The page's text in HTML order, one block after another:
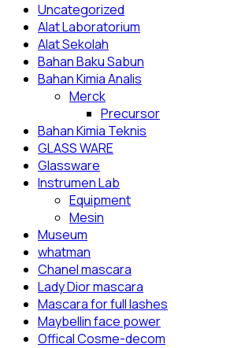
Uncategorized
Alat Laboratorium
Alat Sekolah
Bahan Baku Sabun
Bahan Kimia Analis
Merck
Precursor
Bahan Kimia Teknis
GLASS WARE
Glassware
Instrumen Lab
Equipment
Mesin
Museum
whatman
Chanel mascara
Lady Dior mascara
Mascara for full lashes
Maybellin face power
Offical Cosme-decom